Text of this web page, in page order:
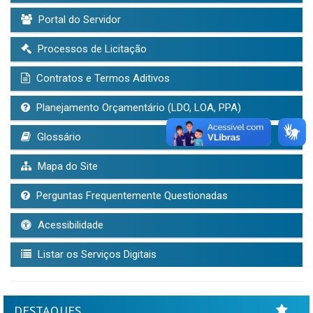
Portal do Servidor
Processos de Licitação
Contratos e Termos Aditivos
Planejamento Orçamentário (LDO, LOA, PPA)
Glossário
Mapa do Site
Perguntas Frequentemente Questionadas
Acessibilidade
Listar os Serviços Digitais